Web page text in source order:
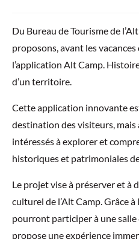
Du Bureau de Tourisme de
proposons, avant les
l’application Alt Camp.
d’un territoire.
Cette application innovante
destination des visiteurs, mais
intéressés à explorer et
historiques et patrimoniales
Le projet vise à préserver et à
culturel de l’Alt Camp. Grâce
pourront participer à une
propose une expérience